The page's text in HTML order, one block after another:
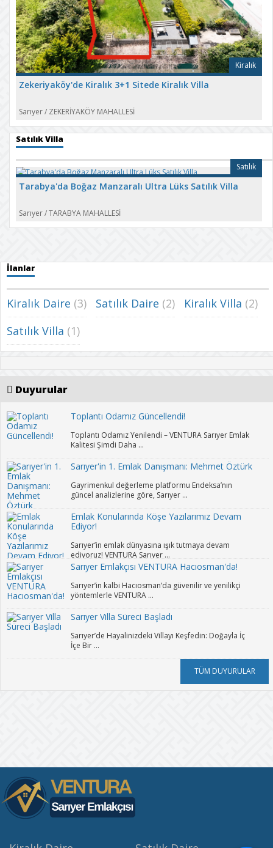
Kiralık
Zekeriyaköy'de Kiralık 3+1 Sitede Kiralık Villa
Sarıyer/ ZEKERİYAKÖY MAHALLESİ
Satılık Villa
Satılık
Tarabya'da Boğaz Manzaralı Ultra Lüks Satılık Villa
Sarıyer/TARABYA MAHALLESİ
İlanlar
Kiralık Daire (3) Satılık Daire (2) Kiralık Villa (2)
Satılık Villa (1)
Duyurular
Toplantı Odamız Güncellendi!
Toplantı Odamız Yenilendi – VENTURA Sarıyer Emlak
Kalitesi Şimdi Daha ...
Sarıyer'in 1. Emlak Danışmanı: Mehmet Öztürk
Gayrimenkul değerleme platformu Endeksa’nın
güncel analizlerine göre, Sarıyer ...
Emlak Konularında Köşe Yazılarımız Devam
Ediyor!
Sarıyer’in emlak dünyasına ışık tutmaya devam
ediyoruz! VENTURA Sarıyer ...
Sarıyer Emlakçısı VENTURA Hacıosman'da!
Sarıyer’in kalbi Hacıosman’da güvenilir ve yenilikçi
yöntemlerle VENTURA ...
Sarıyer Villa Süreci Başladı
Sarıyer’de Hayalinizdeki Villayı Keşfedin: Doğayla İç
İçe Bir ...
TÜM DUYURULAR